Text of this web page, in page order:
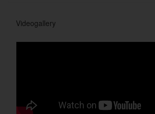
Videogallery